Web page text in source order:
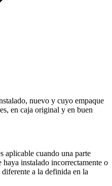
nuevo y cuyo empaque
en caja original y en buen
aplicable cuando una parte
haya instalado incorrectamente o
a la definida en la